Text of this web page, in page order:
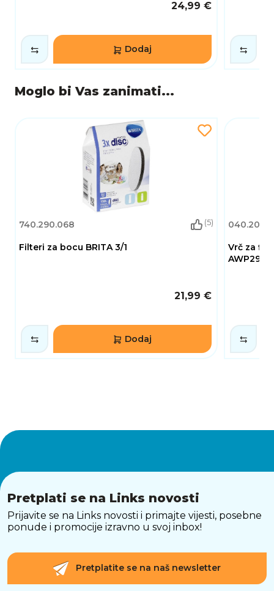
24,99 €
Dodaj
Moglo bi Vas zanimati...
740.290.068 (5)
Filteri za bocu BRITA 3/1
21,99 €
Dodaj
Vrč za
Pretplati se na Links novosti
Prijavite se na Links novosti i primajte vijesti, posebne
ponude i promocije izravno u svoj inbox!
Pretplatite se na naš newsletter